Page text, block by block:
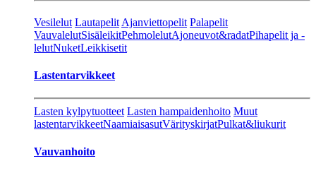
Vesilelut Lautapelit Ajanviettopelit Palapelit
VauvalelutSisäleikitPehmolelutAjoneuvot&radatPihapelit ja -
lelutNuketLeikkisetit
Lastentarvikkeet
Lasten kylpytuotteet Lasten hampaidenhoito Muut
lastentarvikkeetNaamiaisasutVärityskirjatPulkat&liukurit
Vauvanhoito